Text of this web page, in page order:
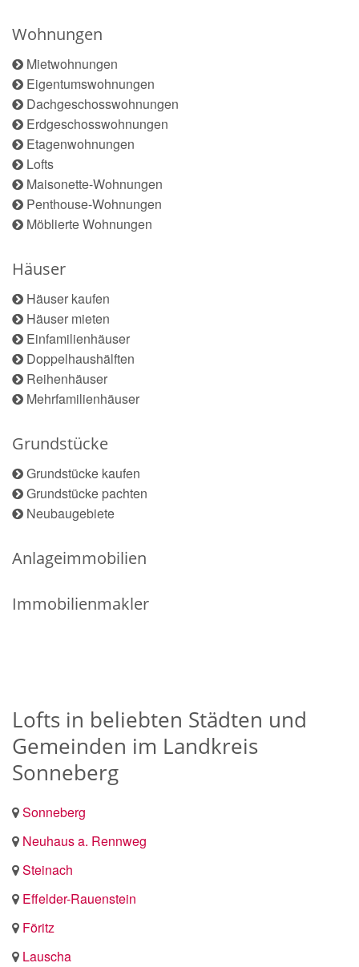
Wohnungen
Mietwohnungen
Eigentumswohnungen
Dachgeschosswohnungen
Erdgeschosswohnungen
Etagenwohnungen
Lofts
Maisonette-Wohnungen
Penthouse-Wohnungen
Möblierte Wohnungen
Häuser
Häuser kaufen
Häuser mieten
Einfamilienhäuser
Doppelhaushälften
Reihenhäuser
Mehrfamilienhäuser
Grundstücke
Grundstücke kaufen
Grundstücke pachten
Neubaugebiete
Anlageimmobilien
Immobilienmakler
Lofts in beliebten Städten und
Gemeinden im Landkreis
Sonneberg
Sonneberg
Neuhaus a. Rennweg
Steinach
Effelder-Rauenstein
Föritz
Lauscha